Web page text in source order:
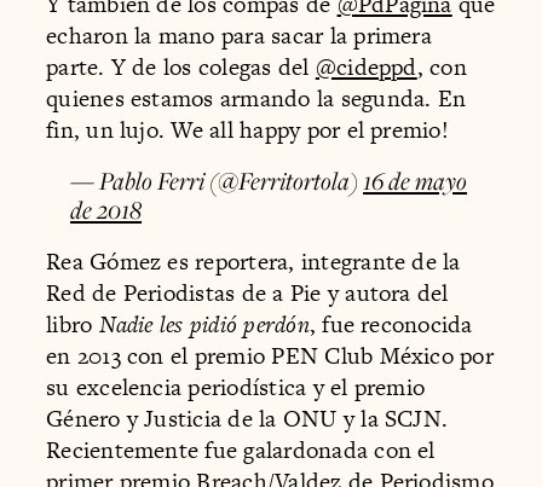
echaron la mano para sacar la primera
parte. Y de los colegas del @cideppd, con
quienes estamos armando la segunda. En
fin, un lujo. We all happy por el premio!
— Pablo Ferri (@Ferritortola)16 de mayo
de 2018
Rea Gómez es reportera, integrante de la
Red de Periodistas de a Pie y autora del
libro Nadie les pidió perdón, fue reconocida
en 2013 con el premio PEN Club México por
su excelencia periodística y el premio
Género y Justicia de la ONU y la SCJN.
Recientemente fue galardonada con el